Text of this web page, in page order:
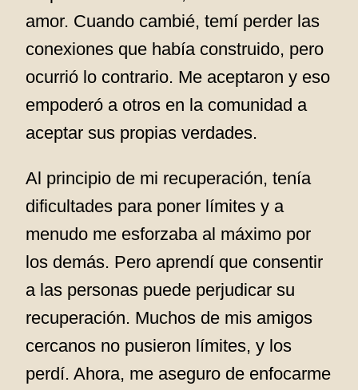
amor. Cuando cambié, temí perder las
conexiones que había construido, pero
ocurrió lo contrario. Me aceptaron y eso
empoderó a otros en la comunidad a
aceptar sus propias verdades.
Al principio de mi recuperación, tenía
dificultades para poner límites y a
menudo me esforzaba al máximo por
los demás. Pero aprendí que consentir
a las personas puede perjudicar su
recuperación. Muchos de mis amigos
cercanos no pusieron límites, y los
perdí. Ahora, me aseguro de enfocarme